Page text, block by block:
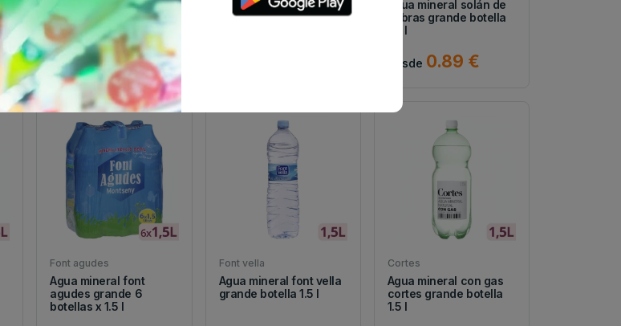
Agua mineral ribes
grande botella 1.5 l
desde0.59 €
Agua mineral
bronchales mediana
Agua mineral solán de
cabras grande botella
1.5 l
desde 0.89 €
Font agudes
Agua mineral font
agudes grande 6
botellas x 1.5 l
Font vella
Agua mineral font vella
grande botella 1.5 l
Cortes
Agua mineral con gas
cortes grande botella
1.5 l